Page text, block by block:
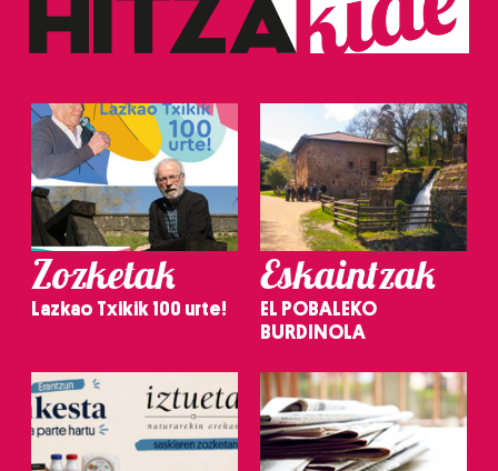
Zozketak
Lazkao Txikik 100 urte!
Eskaintzak
EL POBALEKO
BURDINOLA